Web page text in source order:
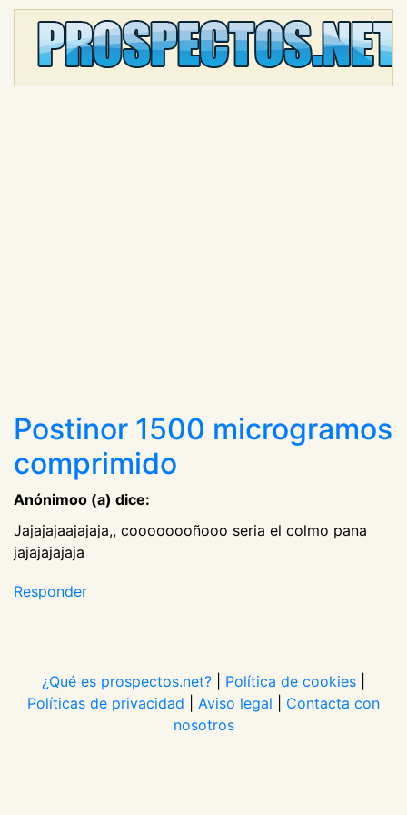
Postinor 1500 microgramos
comprimido
Anónimoo (a) dice:
Jajajajaajajaja,, coooooooñooo seria el colmo pana
jajajajajaja
Responder
¿Qué es prospectos.net? Política de cookies
Políticas de privacidad
Aviso legal
Contacta con
nosotros